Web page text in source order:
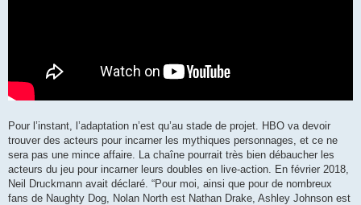
Pour l’instant, l’adaptation n’est qu’au stade de projet. HBO va devoir
trouver des acteurs pour incarner les mythiques personnages, et ce ne
sera pas une mince affaire. La chaîne pourrait très bien débaucher les
acteurs du jeu pour incarner leurs doubles en live-action. En février 2018,
Neil Druckmann avait déclaré. “Pour moi, ainsi que pour de nombreux
fans de Naughty Dog, Nolan North est Nathan Drake, Ashley Johnson est